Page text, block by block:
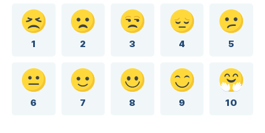
1 2 3 4 5
6 7 8 9 10